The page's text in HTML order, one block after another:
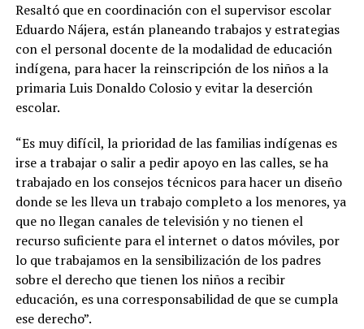
Resaltó que en coordinación con el supervisor escolar
Eduardo Nájera, están planeando trabajos y estrategias
con el personal docente de la modalidad de educación
indígena, para hacer la reinscripción de los niños a la
primaria Luis Donaldo Colosio y evitar la deserción
escolar.
“Es muy difícil, la prioridad de las familias indígenas es
irse a trabajar o salir a pedir apoyo en las calles, se ha
trabajado en los consejos técnicos para hacer un diseño
donde se les lleva un trabajo completo a los menores, ya
que no llegan canales de televisión y no tienen el
recurso suficiente para el internet o datos móviles, por
lo que trabajamos en la sensibilización de los padres
sobre el derecho que tienen los niños a recibir
educación, es una corresponsabilidad de que se cumpla
ese derecho”.